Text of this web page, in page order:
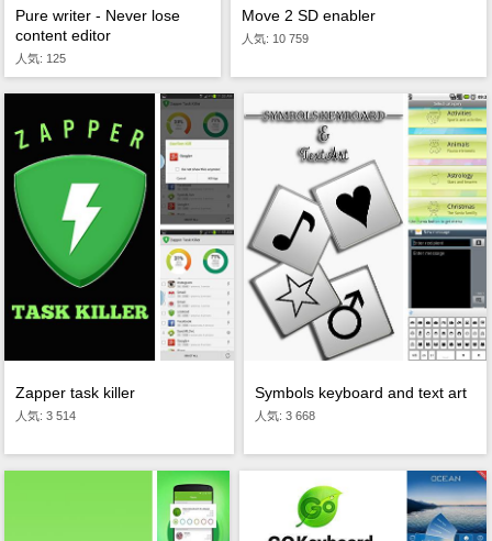
Pure writer - Never lose
content editor
人気: 125
Move 2 SD enabler
人気: 10 759
Zapper task killer
人気: 3 514
Symbols keyboard and text art
人気: 3 668